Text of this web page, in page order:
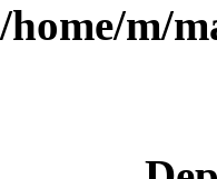
/home/m/